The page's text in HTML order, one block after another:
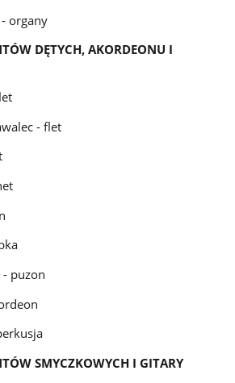
organy
DĘTYCH, AKORDEONU I
- flet
- puzon
SMYCZKOWYCH I GITARY